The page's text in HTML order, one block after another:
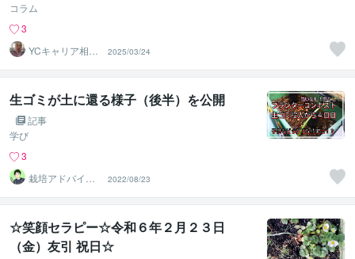
コラム
3
YCキャリア相談
2025/03/24
生ゴミが土に還る様子（後半）を公開
記事
学び
3
栽培アドバイザ
ー【たつのさ
ん】
2022/08/23
☆笑顔セラピー☆令和６年２月２３日
（金）友引 祝日☆